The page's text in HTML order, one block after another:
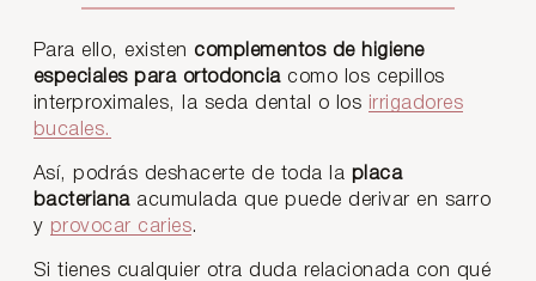
Para ello, existen complementos de higiene
especiales para ortodonciacomo los cepillos
interproximales, la seda dental o los irrigadores
bucales.
Así, podrás deshacerte de toda la placa
bacteriana acumulada que puede derivar en sarro
y provocar caries.
Si tienes cualquier otra duda relacionada con qué